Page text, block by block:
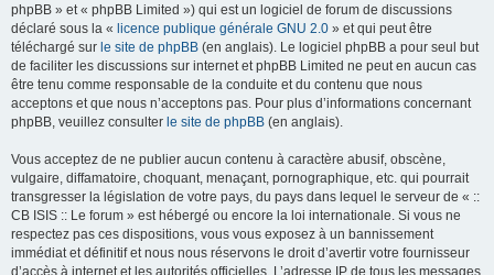
phpBB » et « phpBB Limited ») qui est un logiciel de forum de discussions
déclaré sous la « licence publique générale GNU 2.0 » et qui peut être
téléchargé sur le site de phpBB (en anglais). Le logiciel phpBB a pour seul but
de faciliter les discussions sur internet et phpBB Limited ne peut en aucun cas
être tenu comme responsable de la conduite et du contenu que nous
acceptons et que nous n’acceptons pas. Pour plus d’informations concernant
phpBB, veuillez consulter le site de phpBB (en anglais).
Vous acceptez de ne publier aucun contenu à caractère abusif, obscène,
vulgaire, diffamatoire, choquant, menaçant, pornographique, etc. qui pourrait
transgresser la législation de votre pays, du pays dans lequel le serveur de « ::
CB ISIS :: Le forum » est hébergé ou encore la loi internationale. Si vous ne
respectez pas ces dispositions, vous vous exposez à un bannissement
immédiat et définitif et nous nous réservons le droit d’avertir votre fournisseur
d’accès à internet et les autorités officielles. L’adresse IP de tous les messages